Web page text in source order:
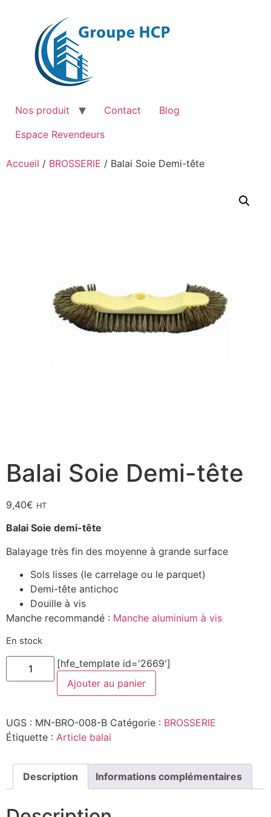
Nos produit Contact
Blog
Espace Revendeurs
Accueil / BROSSERIE / Balai Soie Demi-tête
Balai Soie Demi-tête
9,40€ HT
Balai Soie demi-tête
Balayage très fin des moyenne à grande surface
Sols lisses (le carrelage ou le parquet)
Demi-tête antichoc
Douille à vis
Manche recommandé : Manche aluminium à vis
En stock
[hfe_template id='2669']
quantité
Balai
Ajouter au panier
UGS : MN-BRO-008-B Catégorie : BROSSERIE
Étiquette : Article balai
Description Informations complémentaires